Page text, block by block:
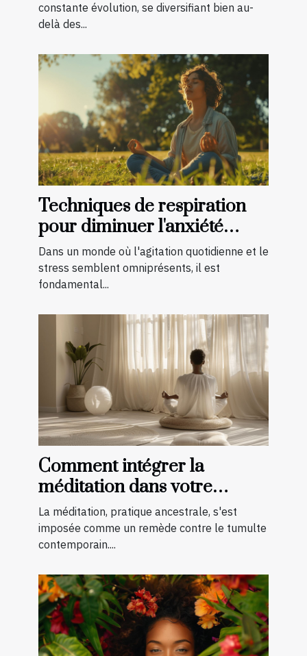
constante évolution, se diversifiant bien au-
delà des...
Techniques de respiration
pour diminuer l'anxiété
quotidienne
Dans un monde où l'agitation quotidienne et le
stress semblent omniprésents, il est
fondamental...
Comment intégrer la
méditation dans votre
routine quotidienne pour un
bien-être amélioré
La méditation, pratique ancestrale, s'est
imposée comme un remède contre le tumulte
contemporain....